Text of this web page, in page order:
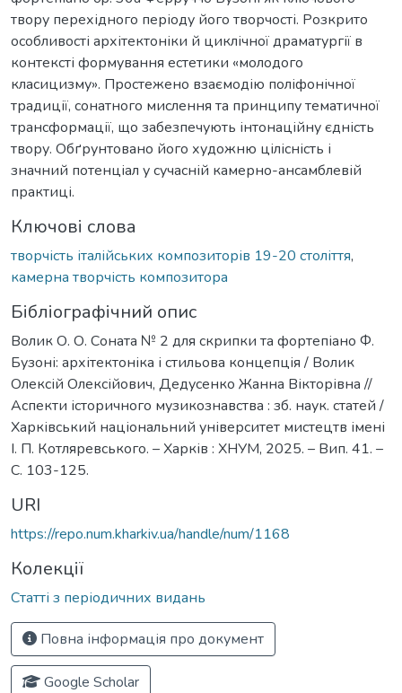
твору перехідного періоду його творчості. Розкрито
особливості архітектоніки й циклічної драматургії в
контексті формування естетики «молодого
класицизму». Простежено взаємодію поліфонічної
традиції, сонатного мислення та принципу тематичної
трансформації, що забезпечують інтонаційну єдність
твору. Обґрунтовано його художню цілісність і
значний потенціал у сучасній камерно-ансамблевій
практиці.
Ключові слова
творчість італійських композиторів 19-20 століття,
камерна творчість композитора
Бібліографічний опис
Волик О. О. Соната № 2 для скрипки та фортепіано Ф.
Бузоні: архітектоніка і стильова концепція / Волик
Олексій Олексійович, Дедусенко Жанна Вікторівна //
Аспекти історичного музикознавства : зб. наук. статей /
Харківський національний університет мистецтв імені
І. П. Котляревського. – Харків : ХНУМ, 2025. – Вип. 41. –
С. 103-125.
URI
https://repo.num.kharkiv.ua/handle/num/1168
Колекції
Статті з періодичних видань
Повна інформація про документ
Google Scholar